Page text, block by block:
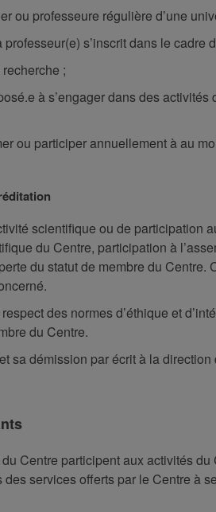
ou professeure régulière d’une
s’inscrit dans le cadre
;
à s’engager dans des
ou participer annuellement à au
scientifique ou de
du Centre, participation à
du statut de membre du Centre.
des normes d’éthique et
du Centre.
sa démission par écrit à la direction
Centre participent aux activités
services offerts par le Centre à